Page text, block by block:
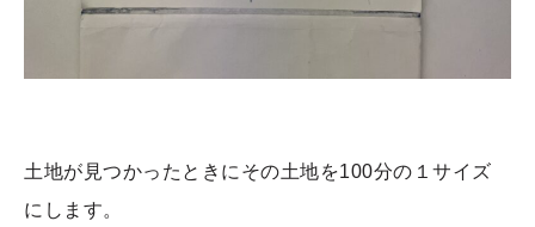
土地が見つかったときにその土地を100分の１サイズ
にします。